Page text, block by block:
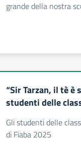
grande della nostra
“Sir Tarzan, il tè
studenti delle
Gli studenti delle
di Fiaba 2025